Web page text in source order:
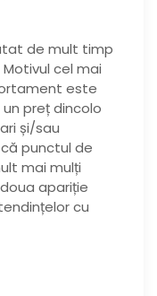
de mult timp
cel mai
este
preț dincolo
și/sau
punctul de
mai mulți
apariție
cu